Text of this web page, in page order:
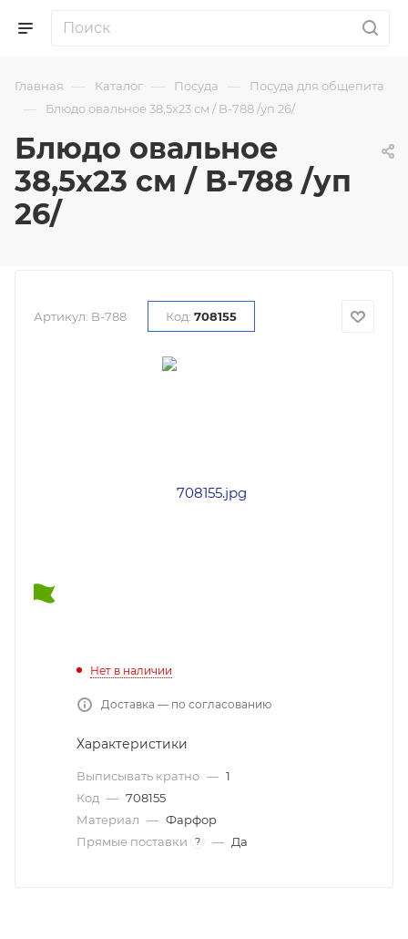
Главная — Каталог — Посуда — Посуда для общепита
— Блюдо овальное 38,5х23 см / B-788 /уп 26/
Блюдо овальное
38,5х23 см / B-788 /уп
26/
Артикул: B-788 Код: 708155
Нет в наличии
Доставка — по согласованию
Характеристики
Выписывать кратно — 1
Код — 708155
Материал — Фарфор
Прямые поставки
? — Да